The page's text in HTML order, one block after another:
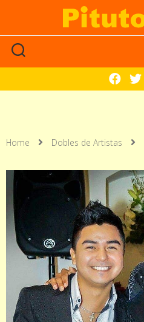
Home Dobles de Artistas